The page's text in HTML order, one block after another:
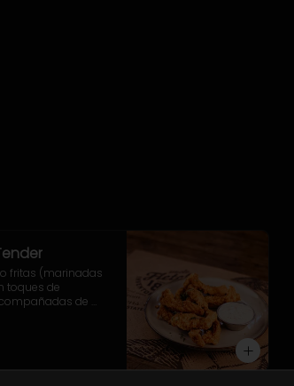
fritas (marinadas
toques de
de